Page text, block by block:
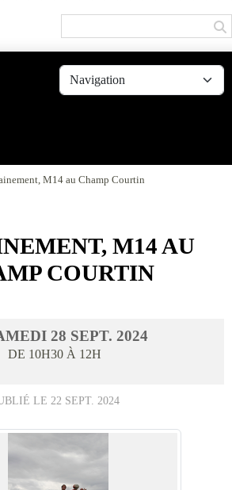
M14 au Champ Courtin
M14 AU
COURTIN
28 SEPT. 2024
DE 10H30 À 12H
LE 22 SEPT. 2024